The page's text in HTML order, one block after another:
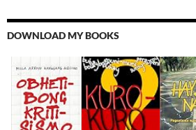
DOWNLOAD MY BOOKS